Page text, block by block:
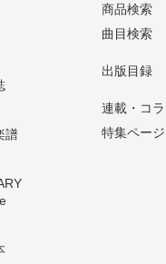
譜
商品検索
曲目検索
出版目録
連載・コラ
特集ページ